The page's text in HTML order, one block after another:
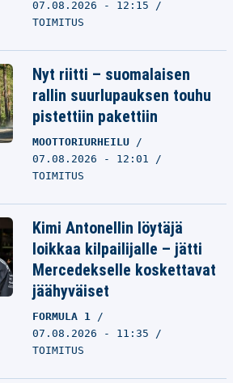
07.08.2026 - 12:15
TOIMITUS
Nyt riitti – suomalaisen
rallin suurlupauksen touhu
pistettiin pakettiin
MOOTTORIURHEILU
07.08.2026 - 12:01
TOIMITUS
Kimi Antonellin löytäjä
loikkaa kilpailijalle – jätti
Mercedekselle koskettavat
jäähyväiset
FORMULA 1
07.08.2026 - 11:35
TOIMITUS